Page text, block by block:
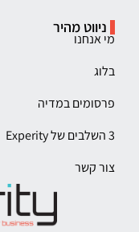
ניווט מהיר
מי אנחנו
בלוג
פרסומים במדיה
3 השלבים של Experity
צור קשר